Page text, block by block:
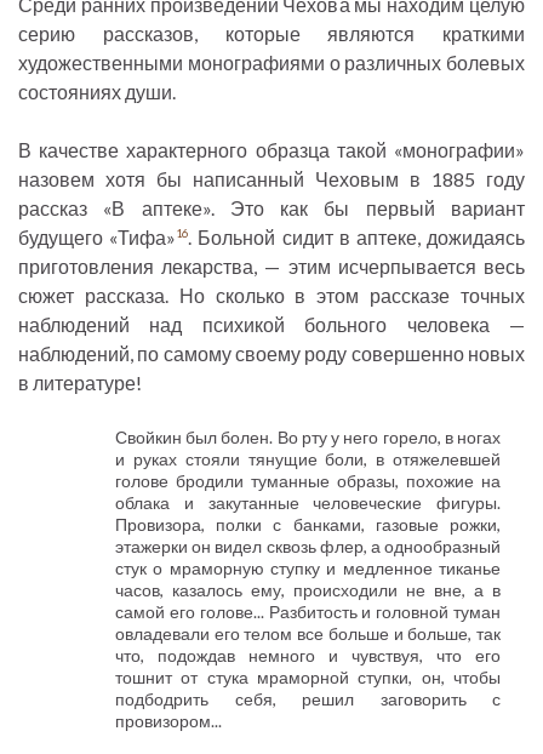
серию рассказов, которые являются краткими
художественными монографиями о различных болевых
состояниях души.
В качестве характерного образца такой «монографии»
назовем хотя бы написанный Чеховым в 1885 году
рассказ «В аптеке». Это как бы первый вариант
будущего «Тифа»16. Больной сидит в аптеке, дожидаясь
приготовления лекарства, — этим исчерпывается весь
сюжет рассказа. Но сколько в этом рассказе точных
наблюдений над психикой больного человека —
наблюдений, по самому своему роду совершенно новых
в литературе!
Свойкин был болен. Во рту у него горело, в ногах
и руках стояли тянущие боли, в отяжелевшей
голове бродили туманные образы, похожие на
облака и закутанные человеческие фигуры.
Провизора, полки с банками, газовые рожки,
этажерки он видел сквозь флер, а однообразный
стук о мраморную ступку и медленное тиканье
часов, казалось ему, происходили не вне, а в
самой его голове... Разбитость и головной туман
овладевали его телом все больше и больше, так
что, подождав немного и чувствуя, что его
тошнит от стука мраморной ступки, он, чтобы
подбодрить себя, решил заговорить с
провизором...